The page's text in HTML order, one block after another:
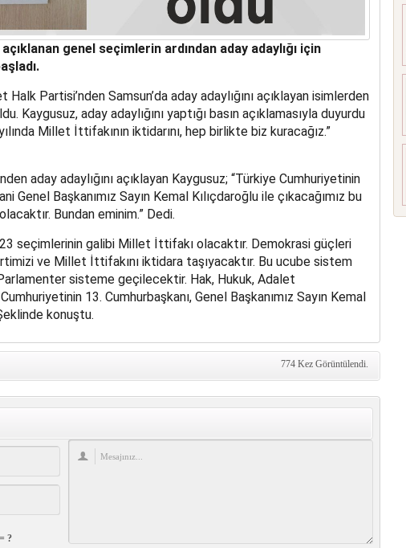
açıklanan genel seçimlerin ardından aday adaylığı için
Halk Partisi’nden Samsun’da aday adaylığını açıklayan isimlerden
Kaygusuz, aday adaylığını yaptığı basın açıklamasıyla duyurdu
Millet İttifakının iktidarını, hep birlikte biz kuracağız.”
aday adaylığını açıklayan Kaygusuz; “Türkiye Cumhuriyetinin
Genel Başkanımız Sayın Kemal Kılıçdaroğlu ile çıkacağımız bu
Bundan eminim.” Dedi.
seçimlerinin galibi Millet İttifakı olacaktır. Demokrasi güçleri
ve Millet İttifakını iktidara taşıyacaktır. Bu ucube sistem
sisteme geçilecektir. Hak, Hukuk, Adalet
13. Cumhurbaşkanı, Genel Başkanımız Sayın Kemal
konuştu.
774 Kez Görüntülendi.
?